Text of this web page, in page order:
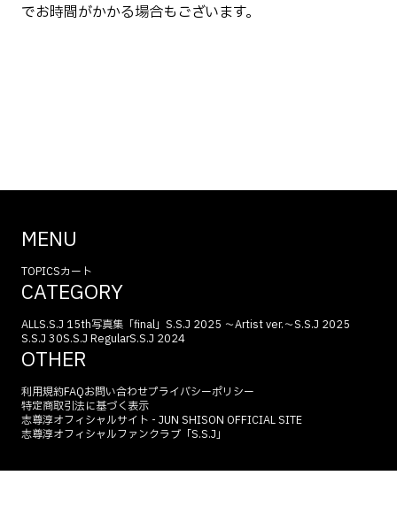
でお時間がかかる場合もございます。
MENU
TOPICSカート
CATEGORY
ALLS.S.J 15th写真集「final」 S.S.J 2025 〜Artist ver.〜S.S.J 2025
S.S.J 30S.S.J RegularS.S.J 2024
OTHER
利用規約FAQお問い合わせプライバシーポリシー
特定商取引法に基づく表示
志尊淳オフィシャルサイト - JUN SHISON OFFICIAL SITE
志尊淳オフィシャルファンクラブ「S.S.J」